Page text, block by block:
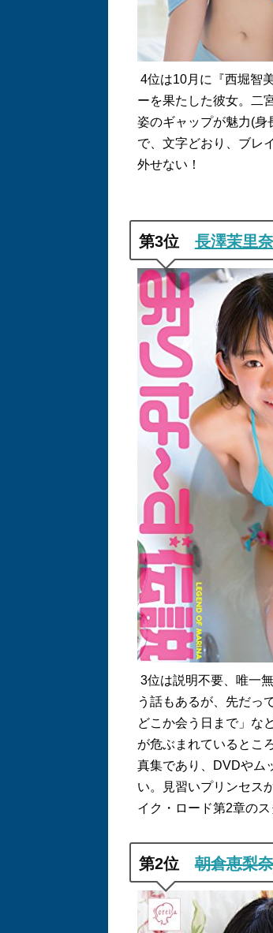
4位は10月に『西堀智
ーを果たした彼女。二
姿のギャップが魅力(身
で、文字どおり、ブレ
外せない！
第3位 長澤茉里奈
3位は説明不要、唯一
う話もあるが、先だっ
どこか会う日まで」な
が危ぶまれているとこ
真集であり、
DVDやム
い。見習いプリンセス
イク・ロード第2章のス
第2位朝倉恵梨奈